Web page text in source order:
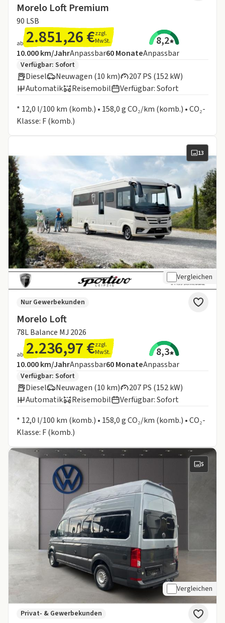
Morelo Loft Premium
90 LSB
ab 2.851,26 €zzgl.
MwSt.
8,2
Angebotsdetails:
Inklusive Laufleistung
10.000 km/JahrAnpassbarLaufzeit
60MonateAnpassbar
Zusätzliche Fahrzeuginformationen:
Verfügbar: Sofort
Diesel Neuwagen (10 km)
207 PS (152 kW)
Automatik
Reisemobil
Verfügbar: Sofort
* 12,0 l/100 km (komb.) • 158,0 g CO₂/km (komb.) • CO₂-
Klasse: F (komb.)
13
Vergleichen
Morelo Loft
78L Balance MJ 2026
Nur Gewerbekunden
ab 2.236,97 €zzgl.
MwSt.
8,3
Angebotsdetails:
Inklusive Laufleistung
10.000 km/JahrAnpassbarLaufzeit
60MonateAnpassbar
Zusätzliche Fahrzeuginformationen:
Verfügbar: Sofort
Diesel Neuwagen (10 km)
207 PS (152 kW)
Automatik
Reisemobil
Verfügbar: Sofort
* 12,0 l/100 km (komb.) • 158,0 g CO₂/km (komb.) • CO₂-
Klasse: F (komb.)
5
Vergleichen
Privat- & Gewerbekunden